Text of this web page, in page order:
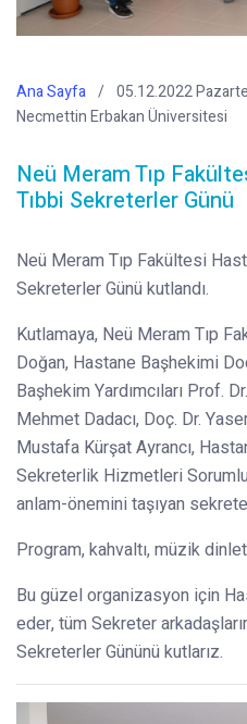
Ana Sayfa
05.12.2022
Necmettin Erbakan Üniversitesi
Neü Meram Tıp
Tıbbi Sekreterler Günü
Neü Meram Tıp Fakültesi
Sekreterler Günü kutlandı.
Kutlamaya, Neü Meram Tıp
Doğan, Hastane Başhekimi
Başhekim Yardımcıları Prof.
Mehmet Dadacı, Doç. Dr.
Mustafa Kürşat Ayrancı,
Sekreterlik Hizmetleri
anlam-önemini taşıyan
Program, kahvaltı, müzik
Bu güzel organizasyon için
eder, tüm Sekreter
Sekreterler Gününü kutlarız.